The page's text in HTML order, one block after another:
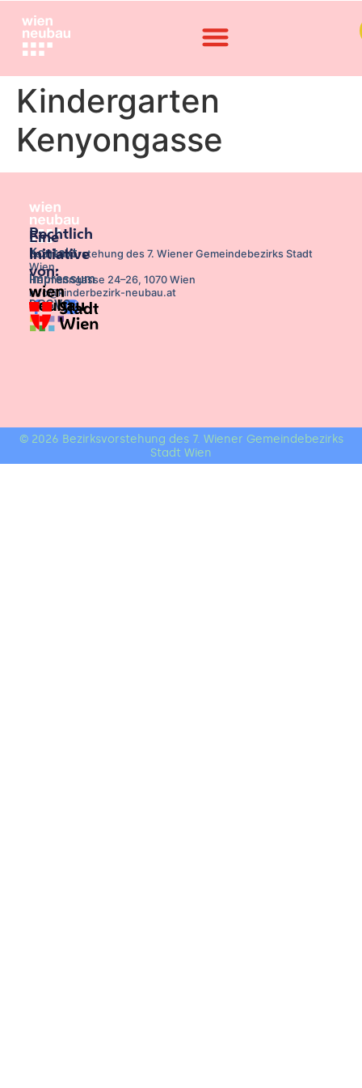
Kindergarten
Kenyongasse
Bezirksvorstehung des 7. Wiener Gemeindebezirks Stadt
Wien,
Hermanngasse 24–26, 1070 Wien
info@kinderbezirk-neubau.at
Rechtlich
Kontakt
Impressum
DSGVO
Eine
Initiative
von:
© 2026 Bezirksvorstehung des 7. Wiener Gemeindebezirks
Stadt Wien